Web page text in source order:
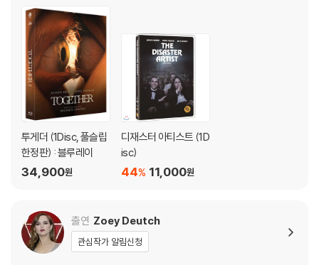
투게더 (1Disc, 풀슬립
한정판) : 블루레이
34,900원
디재스터 아티스트 (1D
isc)
11,000원
44%
출연 Zoey Deutch
관심작가 알림신청